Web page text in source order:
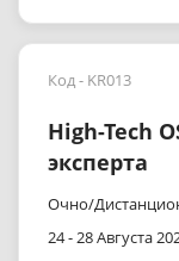
Код - KR013
High-Tech
эксперта
Очно/
24 - 28 Августа